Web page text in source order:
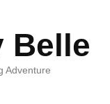
Belle
Adventure